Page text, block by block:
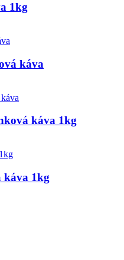
1kg
káva
káva 1kg
káva 1kg